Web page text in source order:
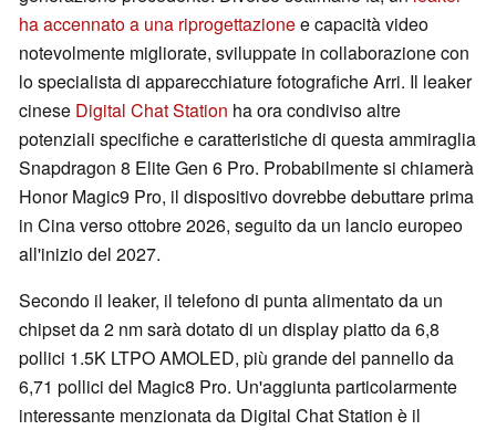
ha accennato a una riprogettazionee capacità video
notevolmente migliorate, sviluppate in collaborazione con
lo specialista di apparecchiature fotografiche Arri. Il leaker
cinese Digital Chat Station ha ora condiviso altre
potenziali specifiche e caratteristiche di questa ammiraglia
Snapdragon 8 Elite Gen 6 Pro. Probabilmente si chiamerà
Honor Magic9 Pro, il dispositivo dovrebbe debuttare prima
in Cina verso ottobre 2026, seguito da un lancio europeo
all'inizio del 2027.
Secondo il leaker, il telefono di punta alimentato da un
chipset da 2 nm sarà dotato di un display piatto da 6,8
pollici 1.5K LTPO AMOLED, più grande del pannello da
6,71 pollici del Magic8 Pro. Un'aggiunta particolarmente
interessante menzionata da Digital Chat Station è il